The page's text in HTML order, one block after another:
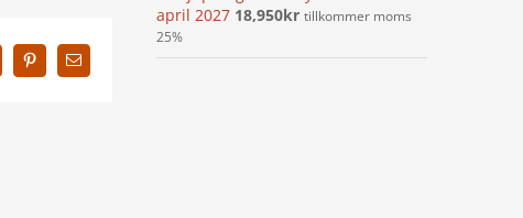
Pinterest
E-
post
april 2027 18,950kr tillkommer moms
25%